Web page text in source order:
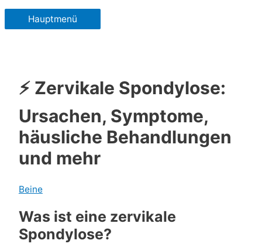
Hauptmenü
⚡ Zervikale Spondylose:
Ursachen, Symptome,
häusliche Behandlungen
und mehr
Beine
Was ist eine zervikale
Spondylose?